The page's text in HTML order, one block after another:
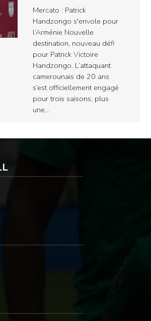
Mercato : Patrick
Handzongo s'envole pour
l’Arménie Nouvelle
destination, nouveau défi
pour Patrick Victoire
Handzongo. L’attaquant
camerounais de 20 ans
s’est officiellement engagé
pour trois saisons, plus
une…